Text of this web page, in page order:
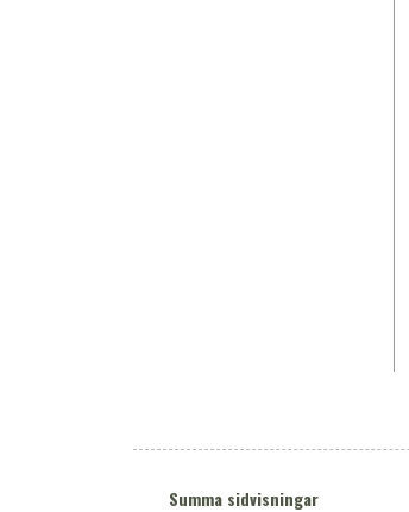
Summa sidvisningar